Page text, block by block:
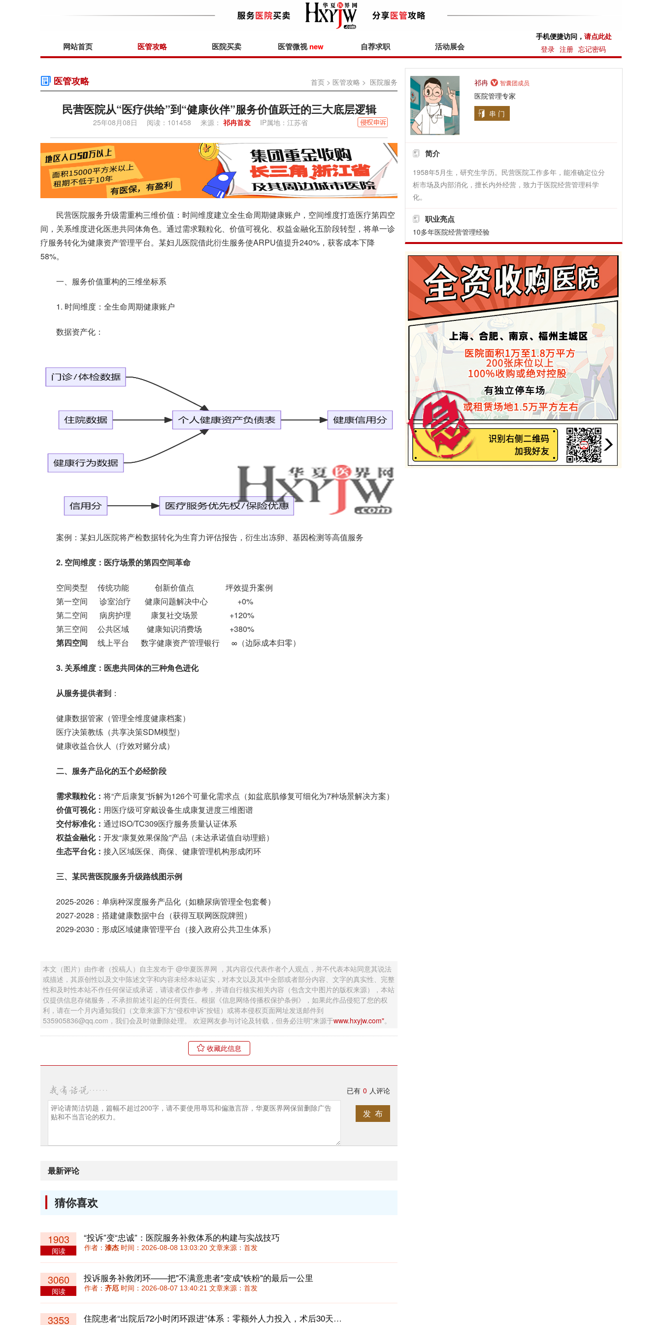
网站首页 医管攻略 医院买卖 医管微视new 自荐求职 活动展会
手机便捷访问， 请点此处
登录 注册 忘记密码
医管攻略 首页 > 医管攻略 > 医院服务
民营医院从“医疗供给”到“健康伙伴”服务价值跃迁的三大底层逻辑
25年08月08日 阅读：101458 来源： 祁冉首发 IP属地：江苏省
民营医院服务升级需重构三维价值：时间维度建立全生命周期健康账户，空间维度打造医疗第四空
间，关系维度进化医患共同体角色。通过需求颗粒化、价值可视化、权益金融化五阶段转型，将单一诊
疗服务转化为健康资产管理平台。某妇儿医院借此衍生服务使ARPU值提升240%，获客成本下降
58%。
一、服务价值重构的三维坐标系
1. 时间维度：全生命周期健康账户
数据资产化：
案例：某妇儿医院将产检数据转化为生育力评估报告，衍生出冻卵、基因检测等高值服务
2. 空间维度：医疗场景的第四空间革命
空间类型 传统功能 创新价值点 坪效提升案例
第一空间 诊室治疗 健康问题解决中心 +0%
第二空间 病房护理 康复社交场景 +120%
第三空间 公共区域 健康知识消费场 +380%
第四空间
线上平台 数字健康资产管理银行 ∞（边际成本归零）
3. 关系维度：医患共同体的三种角色进化
从服务提供者到 ：
健康数据管家（管理全维度健康档案）
医疗决策教练（共享决策SDM模型）
健康收益合伙人（疗效对赌分成）
二、服务产品化的五个必经阶段
需求颗粒化： 将“产后康复”拆解为126个可量化需求点（如盆底肌修复可细化为7种场景解决方案）
价值可视化： 用医疗级可穿戴设备生成康复进度三维图谱
交付标准化： 通过ISO/TC309医疗服务质量认证体系
权益金融化： 开发“康复效果保险”产品（未达承诺值自动理赔）
生态平台化： 接入区域医保、商保、健康管理机构形成闭环
三、某民营医院服务升级路线图示例
2025-2026：单病种深度服务产品化（如糖尿病管理全包套餐）
2027-2028：搭建健康数据中台（获得互联网医院牌照）
2029-2030：形成区域健康管理平台（接入政府公共卫生体系）
本文（图片）由作者（投稿人）自主发布于 @华夏医界网 ，其内容仅代表作者个人观点，并不代表本站同意其说法
或描述，其原创性以及文中陈述文字和内容未经本站证实，对本文以及其中全部或者部分内容、文字的真实性、完整
性和及时性本站不作任何保证或承诺，请读者仅作参考，并请自行核实相关内容（包含文中图片的版权来源），本站
仅提供信息存储服务，不承担前述引起的任何责任。根据《信息网络传播权保护条例》，如果此作品侵犯了您的权
利，请在一个月内通知我们（文章来源下方“侵权申诉”按钮）或将本侵权页面网址发送邮件到
535905836@qq.com，我们会及时做删除处理。 欢迎网友参与讨论及转载，但务必注明"来源于www.hxyjw.com"。
收藏此信息
已有 0 人评论
发 布
最新评论
猜你喜欢
1903
阅读
“投诉”变“忠诚”：医院服务补救体系的构建与实战技巧
作者： 漆杰 时间：2026-08-08 13:03:20 文章来源：首发
3060
阅读
投诉服务补救闭环——把"不满意患者"变成"铁粉"的最后一公里
作者：齐厄 时间：2026-08-07 13:40:21 文章来源：首发
3353 住院患者“出院后72小时闭环跟进”体系：零额外人力投入，术后30天返诊率下降22%
祁冉 智囊团成员
医院管理专家
串 门
简介
1958年5月生，研究生学历。民营医院工作多年，能准确定位分
析市场及内部消化，擅长内外经营，致力于医院经营管理科学
化。
职业亮点
10多年医院经营管理经验